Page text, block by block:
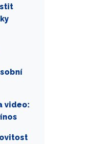
video: